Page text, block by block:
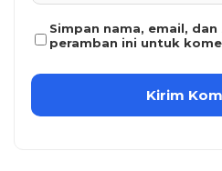
Simpan nama, email,
peramban ini untuk